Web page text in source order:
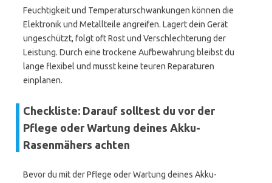
Feuchtigkeit und Temperaturschwankungen können die
Elektronik und Metallteile angreifen. Lagert dein Gerät
ungeschützt, folgt oft Rost und Verschlechterung der
Leistung. Durch eine trockene Aufbewahrung bleibst du
lange flexibel und musst keine teuren Reparaturen
einplanen.
Checkliste: Darauf solltest du vor der
Pflege oder Wartung deines Akku-
Rasenmähers achten
Bevor du mit der Pflege oder Wartung deines Akku-